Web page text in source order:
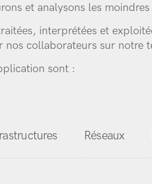
et analysons les
interprétées et
nos collaborateurs sur notre
sont :
Réseaux